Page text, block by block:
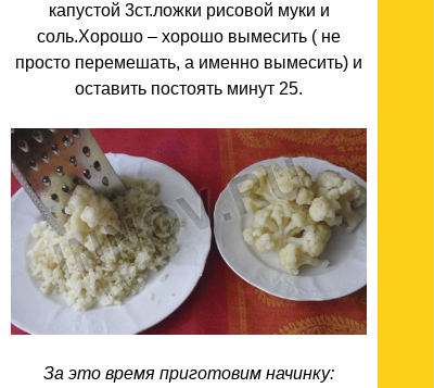
капустой 3ст.ложки рисовой муки и
соль.Хорошо – хорошо вымесить ( не
просто перемешать, а именно вымесить) и
оставить постоять минут 25.
За это время приготовим начинку: